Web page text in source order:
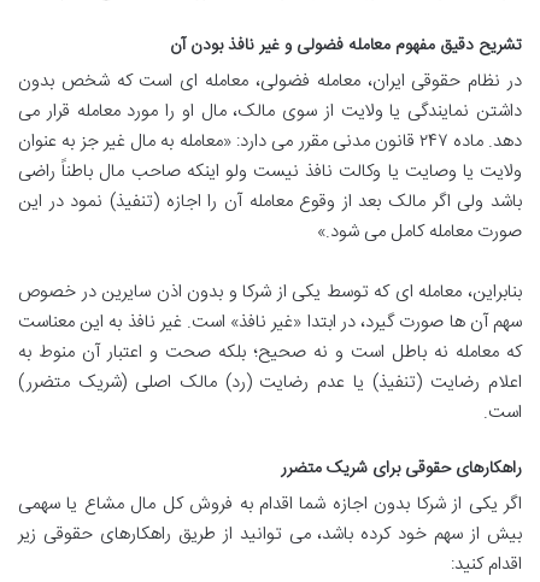
تشریح دقیق مفهوم معامله فضولی و غیر نافذ بودن آن
در نظام حقوقی ایران، معامله فضولی، معامله ای است که شخص بدون
داشتن نمایندگی یا ولایت از سوی مالک، مال او را مورد معامله قرار می
دهد. ماده ۲۴۷ قانون مدنی مقرر می دارد: «معامله به مال غیر جز به عنوان
ولایت یا وصایت یا وکالت نافذ نیست ولو اینکه صاحب مال باطناً راضی
باشد ولی اگر مالک بعد از وقوع معامله آن را اجازه (تنفیذ) نمود در این
صورت معامله کامل می شود.»
بنابراین، معامله ای که توسط یکی از شرکا و بدون اذن سایرین در خصوص
سهم آن ها صورت گیرد، در ابتدا «غیر نافذ» است. غیر نافذ به این معناست
که معامله نه باطل است و نه صحیح؛ بلکه صحت و اعتبار آن منوط به
اعلام رضایت (تنفیذ) یا عدم رضایت (رد) مالک اصلی (شریک متضرر)
است.
راهکارهای حقوقی برای شریک متضرر
اگر یکی از شرکا بدون اجازه شما اقدام به فروش کل مال مشاع یا سهمی
بیش از سهم خود کرده باشد، می توانید از طریق راهکارهای حقوقی زیر
اقدام کنید: